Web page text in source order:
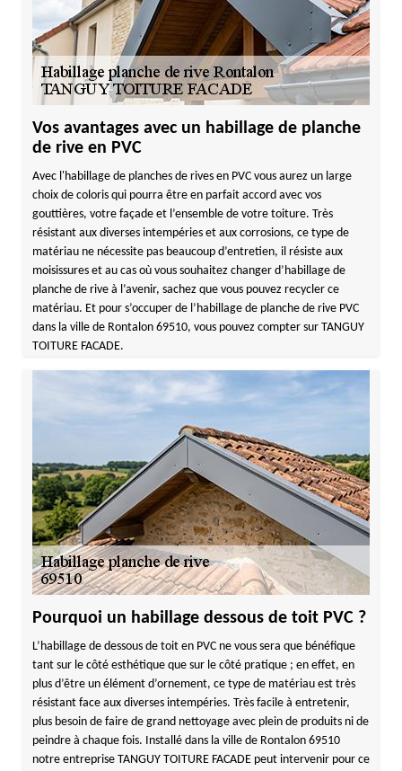
Vos avantages avec un habillage de planche
de rive en PVC
Avec l'habillage de planches de rives en PVC vous aurez un large
choix de coloris qui pourra être en parfait accord avec vos
gouttières, votre façade et l’ensemble de votre toiture. Très
résistant aux diverses intempéries et aux corrosions, ce type de
matériau ne nécessite pas beaucoup d’entretien, il résiste aux
moisissures et au cas où vous souhaitez changer d’habillage de
planche de rive à l’avenir, sachez que vous pouvez recycler ce
matériau. Et pour s’occuper de l’habillage de planche de rive PVC
dans la ville de Rontalon 69510, vous pouvez compter sur TANGUY
TOITURE FACADE.
Pourquoi un habillage dessous de toit PVC ?
L’habillage de dessous de toit en PVC ne vous sera que bénéfique
tant sur le côté esthétique que sur le côté pratique ; en effet, en
plus d’être un élément d’ornement, ce type de matériau est très
résistant face aux diverses intempéries. Très facile à entretenir,
plus besoin de faire de grand nettoyage avec plein de produits ni de
peindre à chaque fois. Installé dans la ville de Rontalon 69510
notre entreprise TANGUY TOITURE FACADE peut intervenir pour ce